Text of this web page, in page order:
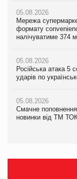
05.08.2026
Мережа
формату
налічуватиме 374
05.08.2026
Російська атака 5
ударів по
05.08.2026
Смачне
новинки від ТМ
05.08.2026
Смачне
новинки від ТМ
05.08.2026
Сергій Лісунов
04.08.2026
Через атаку РФ у
Millennium
05.08.2026
Adidas витратила
продуктів